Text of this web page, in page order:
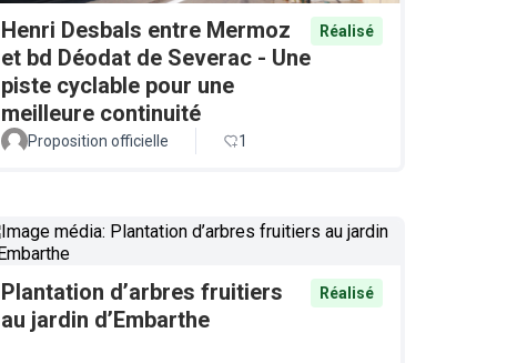
Henri Desbals entre Mermoz
et bd Déodat de Severac - Une
piste cyclable pour une
meilleure continuité
Réalisé
Proposition officielle 1
Plantation d’arbres fruitiers
au jardin d’Embarthe
Réalisé